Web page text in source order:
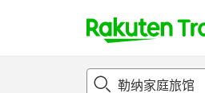
t
概况 客房及住宿套餐评论